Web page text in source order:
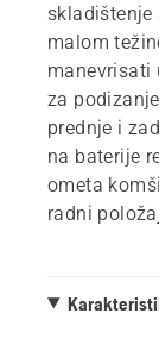
skladištenje
malom
manevrisati
za
prednje i
na baterije
ometa
radni
košenje